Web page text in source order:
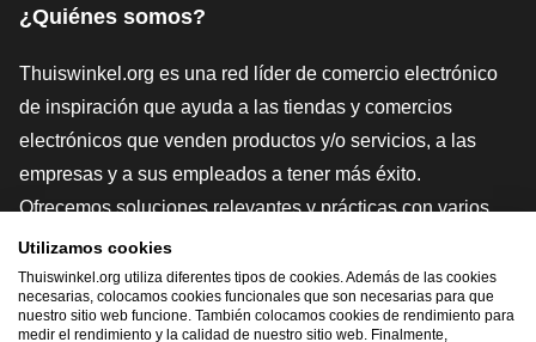
¿Quiénes somos?
Thuiswinkel.org es una red líder de comercio electrónico
de inspiración que ayuda a las tiendas y comercios
electrónicos que venden productos y/o servicios, a las
empresas y a sus empleados a tener más éxito.
Ofrecemos soluciones relevantes y prácticas con varios
sellos de confianza, Thuiswinkel Reviews, herramientas y
asesoramiento jurídico, defensa, estudios de mercado, y
tenemos nuestra propia plataforma educativa, la
Utilizamos cookies
Thuiswinkel.org utiliza diferentes tipos de cookies. Además de las cookies
necesarias, colocamos cookies funcionales que son necesarias para que
nuestro sitio web funcione. También colocamos cookies de rendimiento para
medir el rendimiento y la calidad de nuestro sitio web. Finalmente,